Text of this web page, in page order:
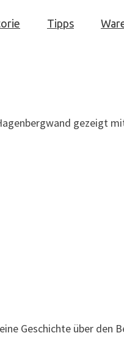
Tipps
gezeigt
Geschichte über